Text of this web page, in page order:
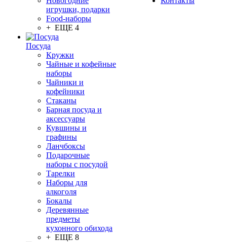
игрушки, подарки
Food-наборы
+ ЕЩЕ 4
Посуда
Кружки
Чайные и кофейные
наборы
Чайники и
кофейники
Стаканы
Барная посуда и
аксессуары
Кувшины и
графины
Ланчбоксы
Подарочные
наборы с посудой
Тарелки
Наборы для
алкоголя
Бокалы
Деревянные
предметы
кухонного обихода
+ ЕЩЕ 8